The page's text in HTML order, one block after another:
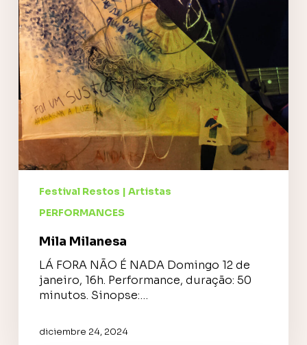
Festival Restos | Artistas
PERFORMANCES
Mila Milanesa
LÁ FORA NÃO É NADA Domingo 12 de
janeiro, 16h. Performance, duração: 50
minutos. Sinopse:…
diciembre 24, 2024